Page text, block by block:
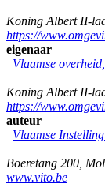
Koning Albert II-
https://
eigenaar
Vlaamse
Koning Albert II-
https://
auteur
Vlaamse
Boeretang 200 Mol
www.vito.be